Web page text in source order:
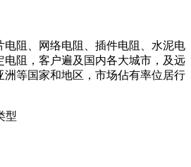
电阻、网络电阻、插件电阻、水泥电
电阻，客户遍及国内各大城市，及远
洲等国家和地区，市场佔有率位居行
型